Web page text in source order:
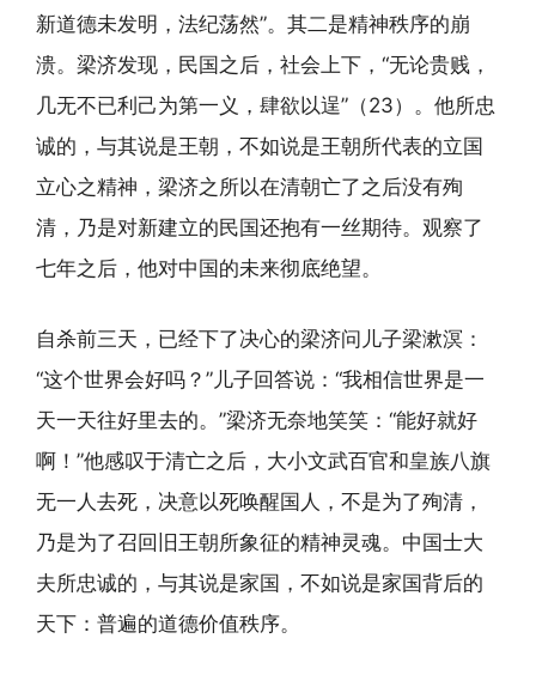
新道德未发明，法纪荡然”。其二是精神秩序的崩
溃。梁济发现，民国之后，社会上下，“无论贵贱，
几无不已利己为第一义，肆欲以逞”（23）。他所忠
诚的，与其说是王朝，不如说是王朝所代表的立国
立心之精神，梁济之所以在清朝亡了之后没有殉
清，乃是对新建立的民国还抱有一丝期待。观察了
七年之后，他对中国的未来彻底绝望。
自杀前三天，已经下了决心的梁济问儿子梁漱溟：
“这个世界会好吗？”儿子回答说：“我相信世界是一
天一天往好里去的。”梁济无奈地笑笑：“能好就好
啊！”他感叹于清亡之后，大小文武百官和皇族八旗
无一人去死，决意以死唤醒国人，不是为了殉清，
乃是为了召回旧王朝所象征的精神灵魂。中国士大
夫所忠诚的，与其说是家国，不如说是家国背后的
天下：普遍的道德价值秩序。